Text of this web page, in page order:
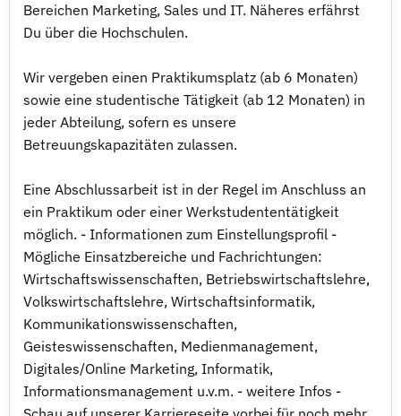
Bereichen Marketing, Sales und IT. Näheres erfährst
Du über die Hochschulen.
Wir vergeben einen Praktikumsplatz (ab 6 Monaten)
sowie eine studentische Tätigkeit (ab 12 Monaten) in
jeder Abteilung, sofern es unsere
Betreuungskapazitäten zulassen.
Eine Abschlussarbeit ist in der Regel im Anschluss an
ein Praktikum oder einer Werkstudententätigkeit
möglich. - Informationen zum Einstellungsprofil -
Mögliche Einsatzbereiche und Fachrichtungen:
Wirtschaftswissenschaften, Betriebswirtschaftslehre,
Volkswirtschaftslehre, Wirtschaftsinformatik,
Kommunikationswissenschaften,
Geisteswissenschaften, Medienmanagement,
Digitales/Online Marketing, Informatik,
Informationsmanagement u.v.m. - weitere Infos -